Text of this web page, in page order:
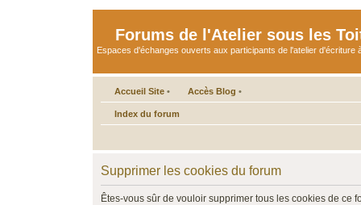
Forums de l'Atelier sous les
Espaces d'échanges ouverts aux participants de l'atelier d'écriture
Accueil Site • Accès Blog •
Index du forum
Supprimer les cookies du forum
Êtes-vous sûr de vouloir supprimer tous les cookies de ce